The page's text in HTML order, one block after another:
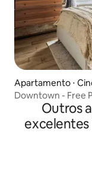
Apartamento ⋅
Downtown - Free
Outros